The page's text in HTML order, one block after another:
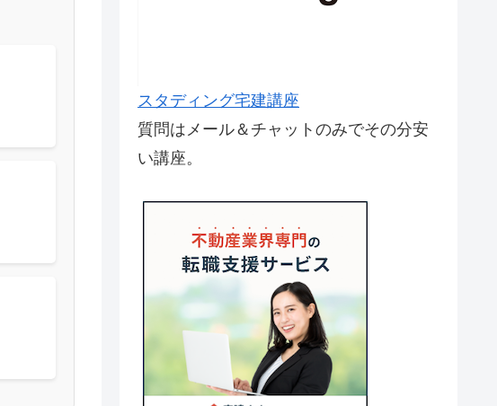
スタディング宅建講座
質問はメール＆チャットのみでその分安
い講座。